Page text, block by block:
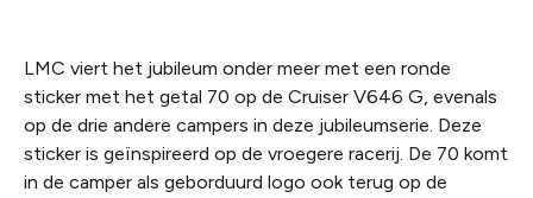
LMC viert het jubileum onder meer met een ronde
sticker met het getal 70 op de Cruiser V646 G, evenals
op de drie andere campers in deze jubileumserie. Deze
sticker is geïnspireerd op de vroegere racerij. De 70 komt
in de camper als geborduurd logo ook terug op de